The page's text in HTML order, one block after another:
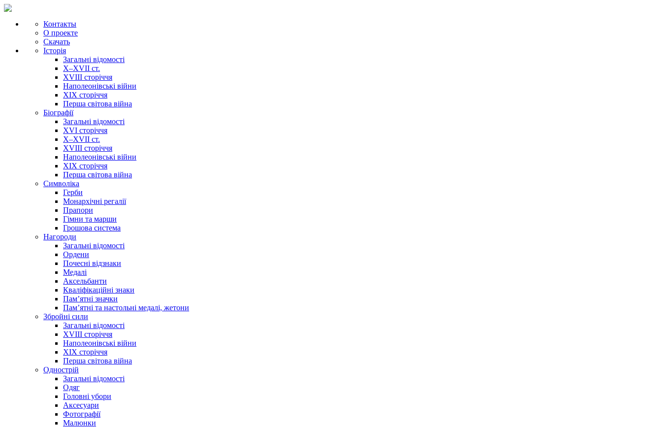
Контакты
О проекте
Скачать
Історія
Загальні відомості
X–XVII ст.
XVIII сторіччя
Наполеонівські війни
XIX сторіччя
Перша світова війна
Біографії
Загальні відомості
XVI сторіччя
X–XVII ст.
XVIII сторіччя
Наполеонівські війни
XIX сторіччя
Перша світова війна
Cимволіка
Герби
Монархічні регалії
Прапори
Гімни та марши
Грошова система
Нагороди
Загальні відомості
Ордени
Почесні відзнаки
Медалі
Аксельбанти
Кваліфікаційні знаки
Памʼятні значки
Памʼятні та настольні медалі, жетони
Збройні сили
Загальні відомості
XVIII сторіччя
Наполеонівські війни
XIX сторіччя
Перша світова війна
Однострій
Загальні відомості
Одяг
Головні убори
Аксесуари
Фотографії
Малюнки